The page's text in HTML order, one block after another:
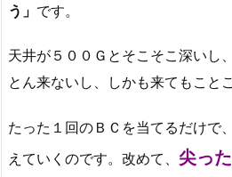
う」 です。
天井が５００Ｇとそこそこ深いし
とん来ないし、しかも来てもこと
たった１回のＢＣを当てるだけで
えていくのです。改めて、 尖っ